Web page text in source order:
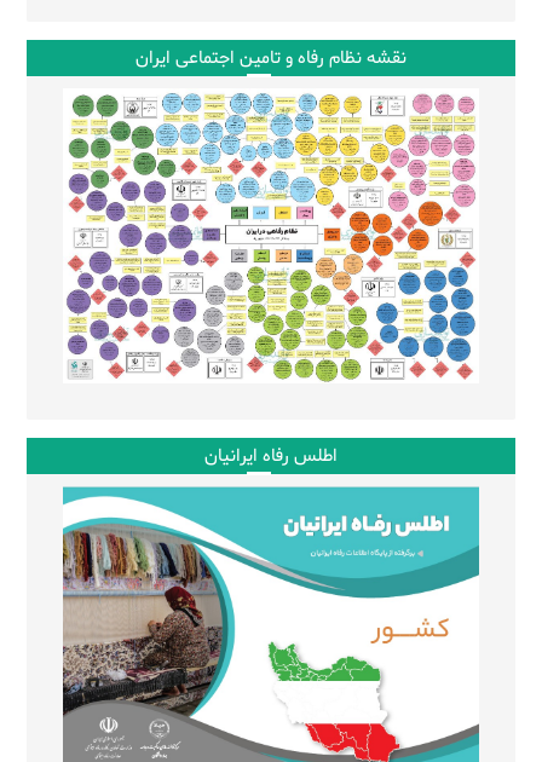
نقشه نظام رفاه و تامین اجتماعی ایران
اطلس رفاه ایرانیان